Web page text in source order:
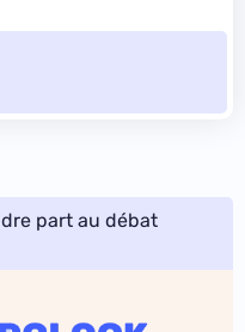
part au débat